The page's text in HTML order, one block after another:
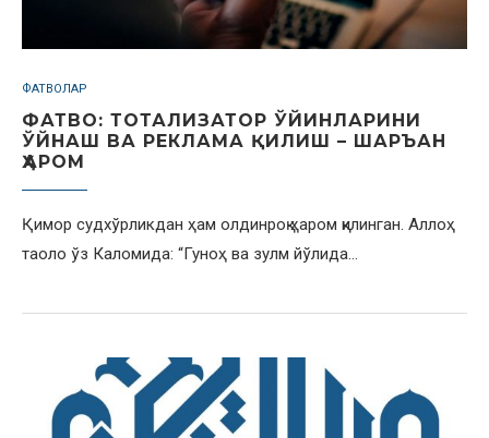
ФАТВОЛАР
ФАТВО: ТОТАЛИЗАТОР ЎЙИНЛАРИНИ
ЎЙНАШ ВА РЕКЛАМА ҚИЛИШ – ШАРЪАН
ҲАРОМ
Қимор судхўрликдан ҳам олдинроқ ҳаром қилинган. Аллоҳ
таоло ўз Каломида: “Гуноҳ ва зулм йўлида…